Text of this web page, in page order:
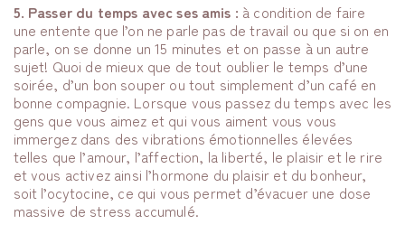
5. Passer du temps avec ses amis : à condition de faire
une entente que l’on ne parle pas de travail ou que si on en
parle, on se donne un 15 minutes et on passe à un autre
sujet! Quoi de mieux que de tout oublier le temps d’une
soirée, d’un bon souper ou tout simplement d’un café en
bonne compagnie. Lorsque vous passez du temps avec les
gens que vous aimez et qui vous aiment vous vous
immergez dans des vibrations émotionnelles élevées
telles que l’amour, l’affection, la liberté, le plaisir et le rire
et vous activez ainsi l’hormone du plaisir et du bonheur,
soit l’ocytocine, ce qui vous permet d’évacuer une dose
massive de stress accumulé.